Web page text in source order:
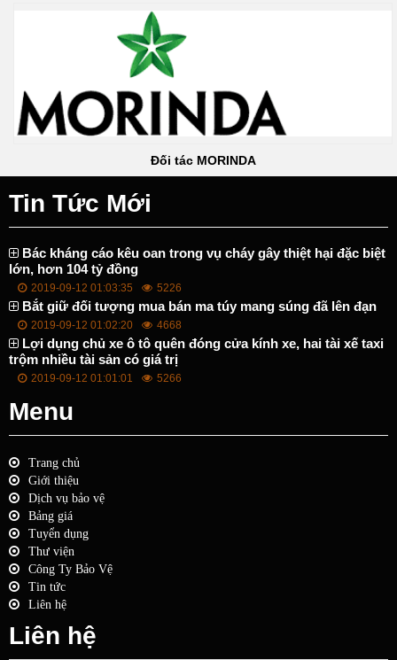
Đối tác MORINDA
Tin Tức Mới
Bác kháng cáo kêu oan trong vụ cháy gây thiệt hại đặc biệt
lớn, hơn 104 tỷ đồng
2019-09-12 01:03:35 5226
Bắt giữ đối tượng mua bán ma túy mang súng đã lên đạn
2019-09-12 01:02:20 4668
Lợi dụng chủ xe ô tô quên đóng cửa kính xe, hai tài xế taxi
trộm nhiều tài sản có giá trị
2019-09-12 01:01:01 5266
Menu
Trang chủ
Giới thiệu
Dịch vụ bảo vệ
Bảng giá
Tuyển dụng
Thư viện
Công Ty Bảo Vệ
Tin tức
Liên hệ
Liên hệ